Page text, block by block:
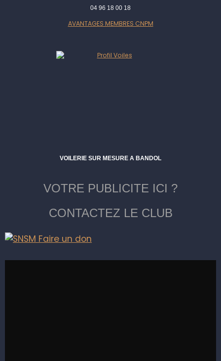
04 96 18 00 18
AVANTAGES MEMBRES CNPM
VOILERIE SUR MESURE A BANDOL
VOTRE PUBLICITE ICI ?
CONTACTEZ LE CLUB